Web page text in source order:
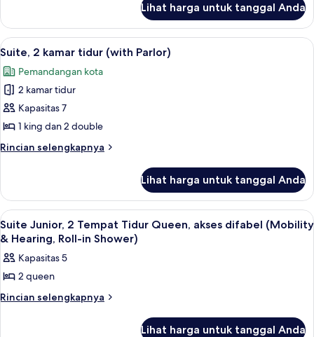
teras,
pemandangan
kolam
renang
Kamar,
Tempat
King,
teras,
pemandangan
kolam
renang
Lihat harga untuk tanggal Anda
Lihat
semua
foto
untuk
Suite,
2
kamar
tidur
Parlor)
Suite, 2 kamar tidur (with Parlor) |
11
Suite, 2 kamar tidur (with Parlor)
Pemandangan kota
2 kamar tidur
Kapasitas 7
1 king dan 2 double
Rincian selengkapnya
Rincian
Suite,
kamar
tidur
Parlor)
Lihat harga untuk tanggal Anda
Lihat
semua
foto
untuk
Suite
Junior,
Seprai antialergi, brankas, meja
6
Suite Junior, 2 Tempat Tidur Queen, akses difabel (Mobility
& Hearing, Roll-in Shower)
Kapasitas 5
2 queen
Rincian selengkapnya
Rincian
Lihat harga untuk tanggal Anda